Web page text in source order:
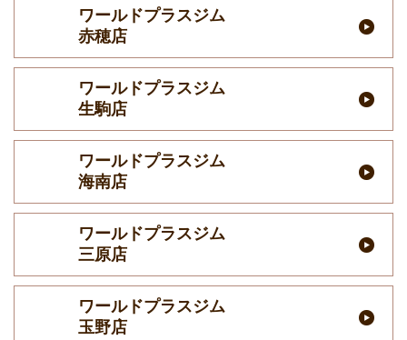
ワールドプラスジム
赤穂店
ワールドプラスジム
生駒店
ワールドプラスジム
海南店
ワールドプラスジム
三原店
ワールドプラスジム
玉野店